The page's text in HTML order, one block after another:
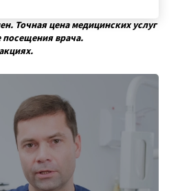
Точная цена медицинских услуг
посещения врача.